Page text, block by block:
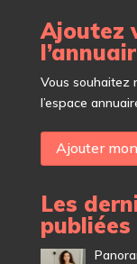
Ajoutez
Vous souhaitez
l’espace
Ajouter
Les
publiées